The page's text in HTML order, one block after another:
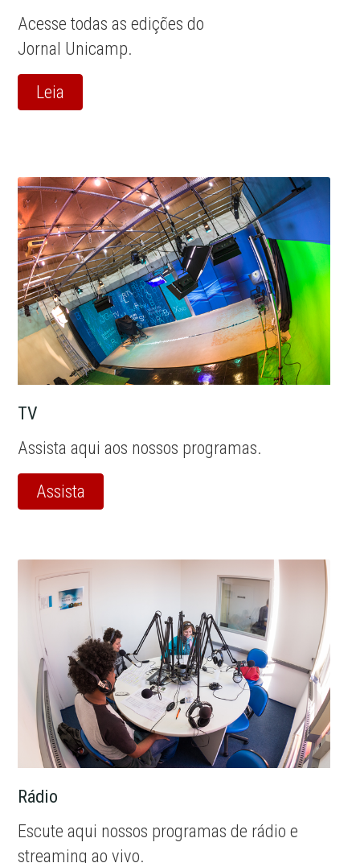
Acesse todas as edições do
Jornal Unicamp.
Leia
TV
Assista aqui aos nossos programas.
Assista
Rádio
Escute aqui nossos programas de rádio e
streaming ao vivo.